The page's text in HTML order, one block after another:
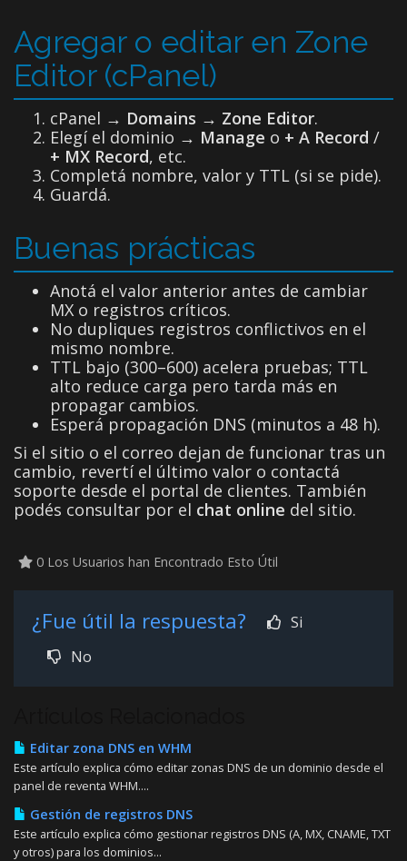
Agregar o editar en Zone
Editor (cPanel)
cPanel → Domains → Zone Editor.
Elegí el dominio → Manage o + A Record /
+ MX Record, etc.
Completá nombre, valor y TTL (si se pide).
Guardá.
Buenas prácticas
Anotá el valor anterior antes de cambiar
MX o registros críticos.
No dupliques registros conflictivos en el
mismo nombre.
TTL bajo (300–600) acelera pruebas; TTL
alto reduce carga pero tarda más en
propagar cambios.
Esperá propagación DNS (minutos a 48 h).
Si el sitio o el correo dejan de funcionar tras un
cambio, revertí el último valor o contactá
soporte desde el portal de clientes. También
podés consultar por el chat online del sitio.
0 Los Usuarios han Encontrado Esto Útil
¿Fue útil la respuesta?
Si
No
Editar zona DNS en WHM
Este artículo explica cómo editar zonas DNS de un dominio desde el
panel de reventa WHM....
Gestión de registros DNS
Este artículo explica cómo gestionar registros DNS (A, MX, CNAME, TXT
y otros) para los dominios...